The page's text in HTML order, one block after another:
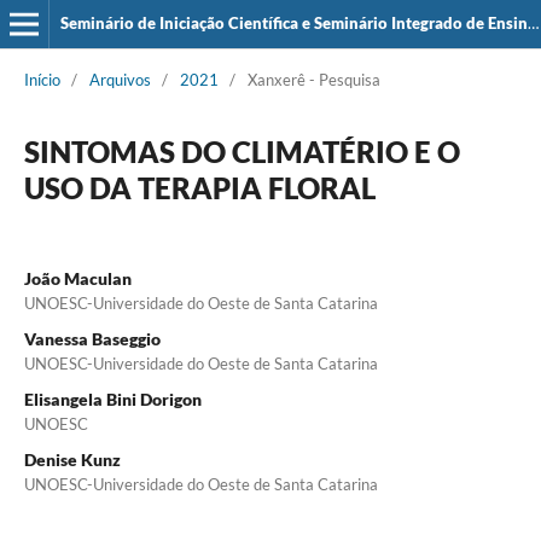
Seminário de Iniciação Científica e Seminário Integrado de Ensino, Pesquisa e Extensão (SIEPE)
Início / Arquivos / 2021 / Xanxerê - Pesquisa
SINTOMAS DO CLIMATÉRIO E O
USO DA TERAPIA FLORAL
João Maculan
UNOESC-Universidade do Oeste de Santa Catarina
Vanessa Baseggio
UNOESC-Universidade do Oeste de Santa Catarina
Elisangela Bini Dorigon
UNOESC
Denise Kunz
UNOESC-Universidade do Oeste de Santa Catarina